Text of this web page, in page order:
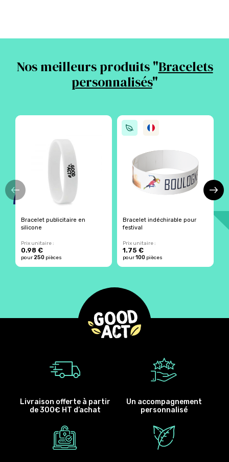
Nos meilleurs produits "Bracelets
personnalisés"
Bracelet publicitaire en
silicone
Prix unitaire :
0.98 €
pour250 pièces
Bracelet indéchirable pour
festival
Prix unitaire :
1.75 €
pour100 pièces
Livraison offerte à partir
de 300€ HT d’achat
Un accompagnement
personnalisé